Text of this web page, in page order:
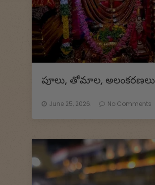
పూలు, తోమాల, అలంకరణలు
June 25, 2026. No Comments